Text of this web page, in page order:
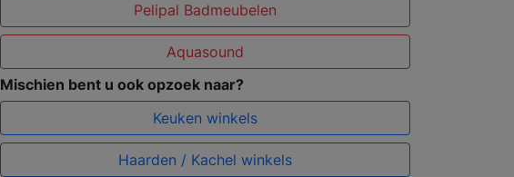
Pelipal Badmeubelen
Aquasound
Mischien bent u ook opzoek naar?
Keuken winkels
Haarden / Kachel winkels